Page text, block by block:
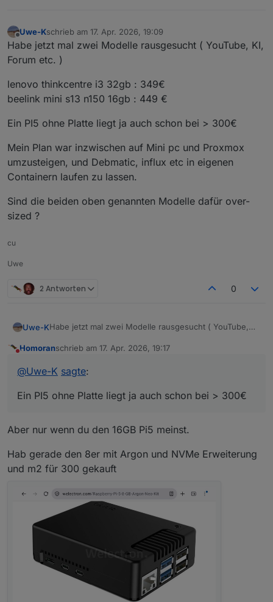
Offline
Uwe-Kschrieb am 17. Apr. 2026, 19:09
zuletzt editiert von
Habe jetzt mal zwei Modelle rausgesucht ( YouTube, KI,
Forum etc. )
lenovo thinkcentre i3 32gb : 349€
beelink mini s13 n150 16gb : 449 €
Ein PI5 ohne Platte liegt ja auch schon bei > 300€
Mein Plan war inzwischen auf Mini pc und Proxmox
umzusteigen, und Debmatic, influx etc in eigenen
Containern laufen zu lassen.
Sind die beiden oben genannten Modelle dafür over-
sized ?
cu
Uwe
2 Antworten 0
Uwe-KHabe jetzt mal zwei Modelle rausgesucht ( YouTube,
lenovo thinkcentre i3 32gb : 349€
Ein PI5 ohne Platte liegt ja auch schon bei > 300€
Mein Plan war inzwischen auf Mini pc und Proxmox
sized ?
Homoranschrieb am 17. Apr. 2026, 19:17
zuletzt editiert von
@Uwe-K sagte:
Ein PI5 ohne Platte liegt ja auch schon bei > 300€
Aber nur wenn du den 16GB Pi5 meinst.
Hab gerade den 8er mit Argon und NVMe Erweiterung
und m2 für 300 gekauft